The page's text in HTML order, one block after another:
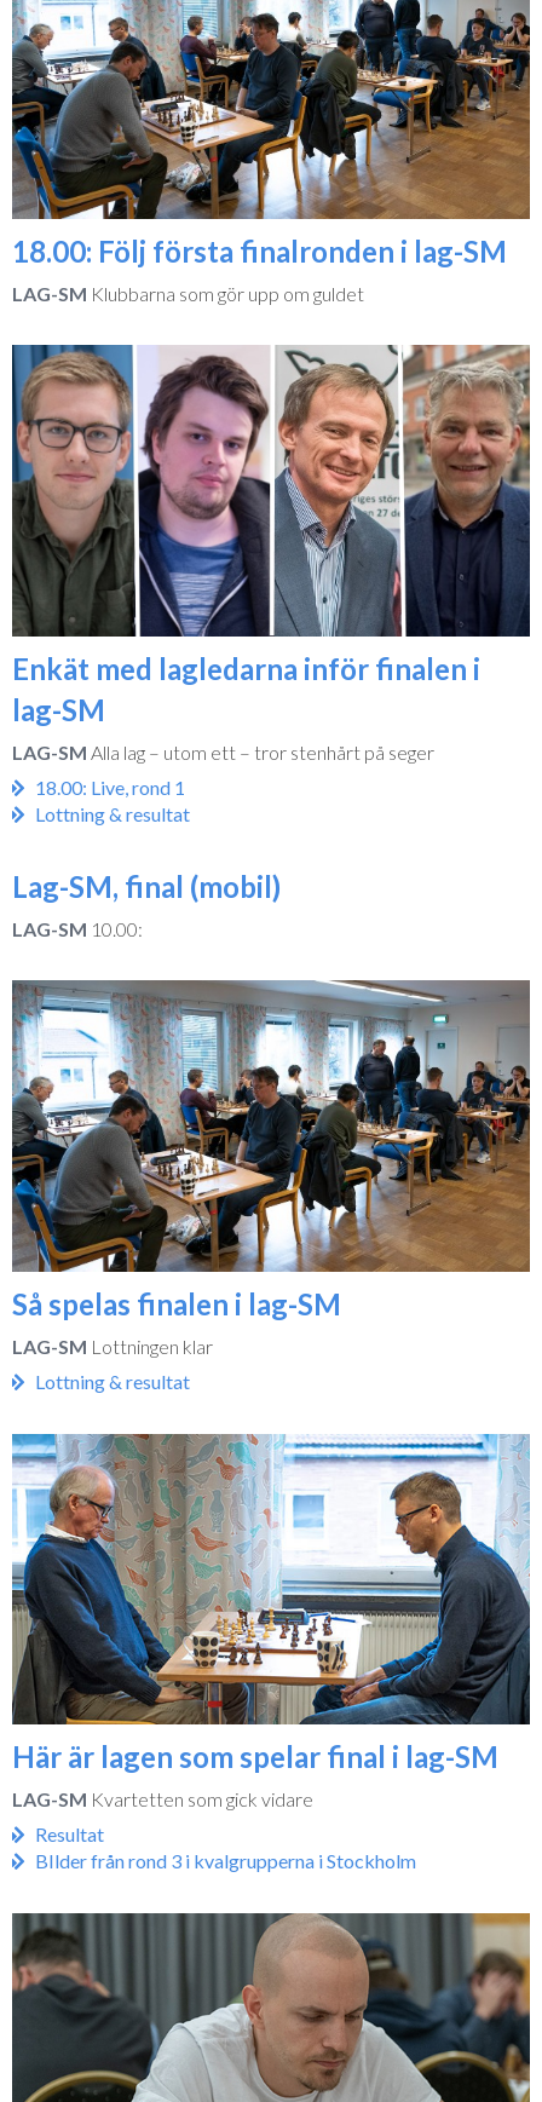
18.00: Följ första finalronden i lag-SM
LAG-SM Klubbarna som gör upp om guldet
Enkät med lagledarna inför finalen i
lag-SM
LAG-SM Alla lag – utom ett – tror stenhårt på seger
18.00: Live, rond 1
Lottning & resultat
Lag-SM, final (mobil)
LAG-SM 10.00:
Så spelas finalen i lag-SM
LAG-SM Lottningen klar
Lottning & resultat
Här är lagen som spelar final i lag-SM
LAG-SM Kvartetten som gick vidare
Resultat
BIlder från rond 3 i kvalgrupperna i Stockholm